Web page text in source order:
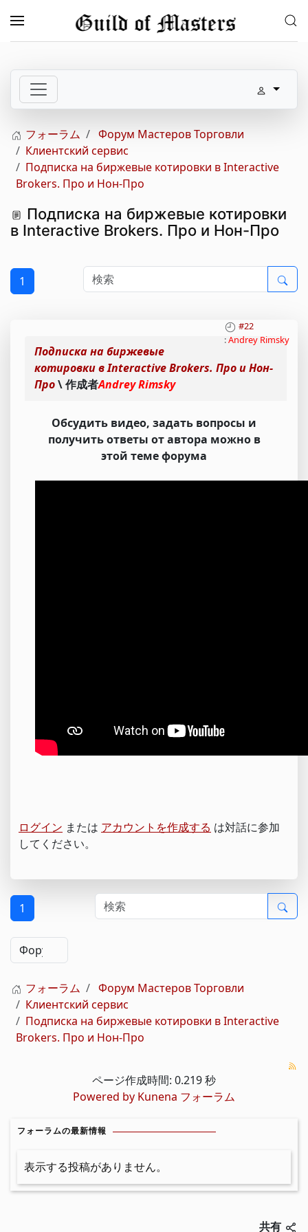
メインコンテンツへスキップ
フォーラム
Форум Мастеров Торговли
Клиентский сервис
Подписка на биржевые котировки в Interactive
Brokers. Про и Нон-Про
Подписка на биржевые котировки
в Interactive Brokers. Про и Нон-Про
1
#22
:Andrey Rimsky
Подписка на биржевые
котировки в Interactive Brokers. Про и Нон-
Про\ 作成者Andrey Rimsky
Обсудить видео, задать вопросы и
получить ответы от автора можно в
этой теме форума
ログイン または アカウントを作成する は対話に参加
してください。
1
フォーラム
Форум Мастеров Торговли
Клиентский сервис
Подписка на биржевые котировки в Interactive
Brokers. Про и Нон-Про
ページ作成時間: 0.219 秒
Powered by Kunena フォーラム
フォーラムの最新情報
表示する投稿がありません。
共有